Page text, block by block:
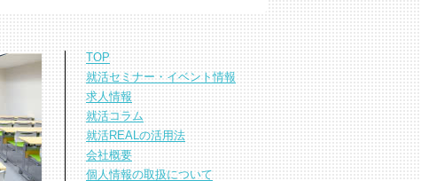
TOP
就活セミナー・イベント情報
求人情報
就活コラム
就活REALの活用法
会社概要
個人情報の取扱について